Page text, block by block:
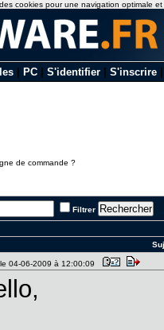
PC S'identifier S'inscrire
de commande ?
Filtrer
04-06-2009 à 12:00:09
cookies pour une navigation optimale